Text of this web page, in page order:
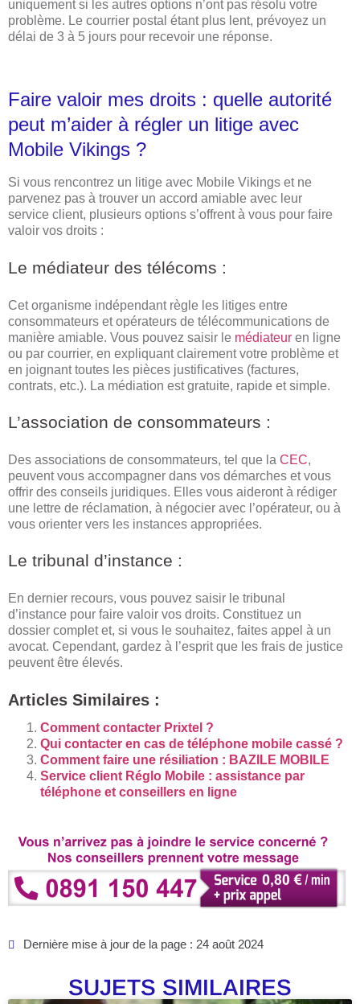
uniquement si les autres options n’ont pas résolu votre
problème. Le courrier postal étant plus lent, prévoyez un
délai de 3 à 5 jours pour recevoir une réponse.
Faire valoir mes droits : quelle autorité
peut m’aider à régler un litige avec
Mobile Vikings ?
Si vous rencontrez un litige avec Mobile Vikings et ne
parvenez pas à trouver un accord amiable avec leur
service client, plusieurs options s’offrent à vous pour faire
valoir vos droits :
Le médiateur des télécoms :
Cet organisme indépendant règle les litiges entre
consommateurs et opérateurs de télécommunications de
manière amiable. Vous pouvez saisir le médiateur en ligne
ou par courrier, en expliquant clairement votre problème et
en joignant toutes les pièces justificatives (factures,
contrats, etc.). La médiation est gratuite, rapide et simple.
L’association de consommateurs :
Des associations de consommateurs, tel que la CEC,
peuvent vous accompagner dans vos démarches et vous
offrir des conseils juridiques. Elles vous aideront à rédiger
une lettre de réclamation, à négocier avec l’opérateur, ou à
vous orienter vers les instances appropriées.
Le tribunal d’instance :
En dernier recours, vous pouvez saisir le tribunal
d’instance pour faire valoir vos droits. Constituez un
dossier complet et, si vous le souhaitez, faites appel à un
avocat. Cependant, gardez à l’esprit que les frais de justice
peuvent être élevés.
Articles Similaires :
Comment contacter Prixtel ?
Qui contacter en cas de téléphone mobile cassé ?
Comment faire une résiliation : BAZILE MOBILE
Service client Réglo Mobile : assistance par
téléphone et conseillers en ligne
Dernière mise à jour de la page : 24 août 2024
SUJETS SIMILAIRES